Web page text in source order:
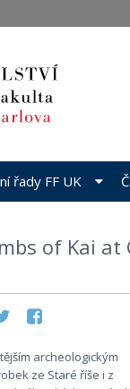
of Kai at
archeologickým
ze Staré říše i z
řady FF UK